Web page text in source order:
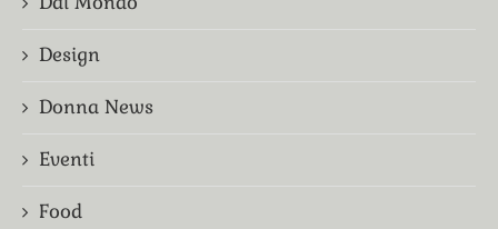
Design
Donna News
Eventi
Food